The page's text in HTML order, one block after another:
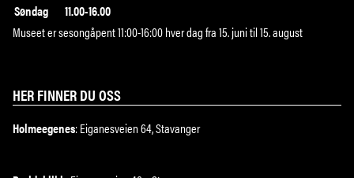
Søndag
11.00-16.00
Museet er sesongåpent 11:00-16:00 hver dag fra 15. juni til 15. august
HER FINNER DU OSS
Holmeegenes: Eiganesveien 64, Stavanger